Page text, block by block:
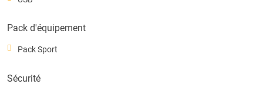
Pack d'équipement
Pack Sport
Sécurité